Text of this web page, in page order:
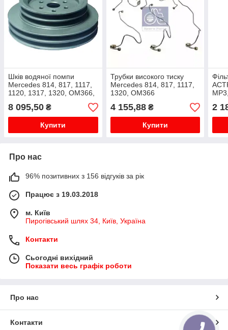
Шків водяної помпи
Mercedes 814, 817, 1117,
1120, 1317, 1320, OM366,
8 095,50 ₴
Купити
Трубки високого тиску
Mercedes 814, 817, 1117,
1320, OM366
4 155,88₴
Купити
2
Про нас
96% позитивних з 156 відгуків за рік
Працює з 19.03.2018
м. Київ
Пирогівський шлях 34, Київ, Україна
Контакти
Сьогодні вихідний
Показати весь графік роботи
Про нас
Контакти